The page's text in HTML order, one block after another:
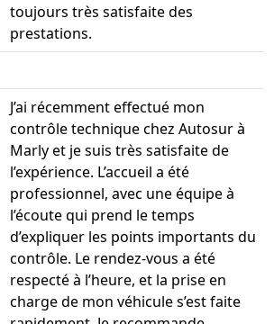
toujours très satisfaite des
prestations.
J’ai récemment effectué mon
contrôle technique chez Autosur à
Marly et je suis très satisfaite de
l’expérience. L’accueil a été
professionnel, avec une équipe à
l’écoute qui prend le temps
d’expliquer les points importants du
contrôle. Le rendez-vous a été
respecté à l’heure, et la prise en
charge de mon véhicule s’est faite